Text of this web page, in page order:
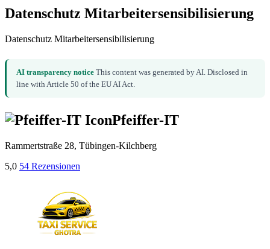
Datenschutz Mitarbeitersensibilisierung
Datenschutz Mitarbeitersensibilisierung
AI transparency notice This content was generated by AI. Disclosed in
line with Article 50 of the EU AI Act.
Pfeiffer-IT
Rammertstraße 28, Tübingen-Kilchberg
5,0 54 Rezensionen